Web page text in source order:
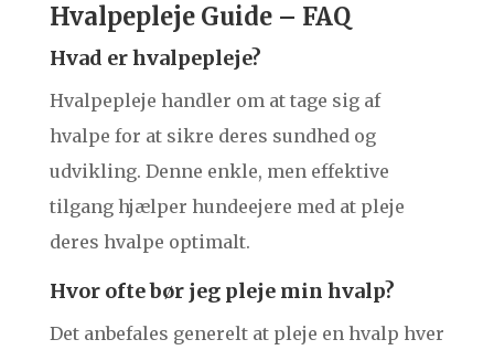
Hvalpepleje Guide – FAQ
Hvad er hvalpepleje?
Hvalpepleje handler om at tage sig af
hvalpe for at sikre deres sundhed og
udvikling. Denne enkle, men effektive
tilgang hjælper hundeejere med at pleje
deres hvalpe optimalt.
Hvor ofte bør jeg pleje min hvalp?
Det anbefales generelt at pleje en hvalp hver